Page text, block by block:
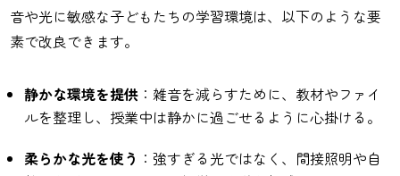
音や光に敏感な子どもたちの学習環境は、以下のような要
素で改良できます。
静かな環境を提供 ：雑音を減らすために、教材やファイ
ルを整理し、授業中は静かに過ごせるように心掛ける。
柔らかな光を使う ：強すぎる光ではなく、間接照明や自